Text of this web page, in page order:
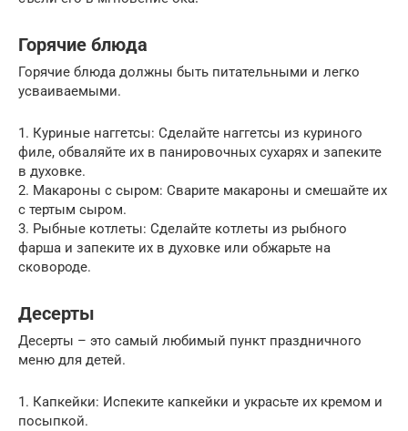
Горячие блюда
Горячие блюда должны быть питательными и легко
усваиваемыми.
1. Куриные наггетсы: Сделайте наггетсы из куриного
филе, обваляйте их в панировочных сухарях и запеките
в духовке.
2. Макароны с сыром: Сварите макароны и смешайте их
с тертым сыром.
3. Рыбные котлеты: Сделайте котлеты из рыбного
фарша и запеките их в духовке или обжарьте на
сковороде.
Десерты
Десерты – это самый любимый пункт праздничного
меню для детей.
1. Капкейки: Испеките капкейки и украсьте их кремом и
посыпкой.